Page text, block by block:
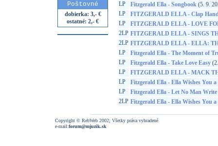
Poštovné
dobierka: 3,- €
ostatné: 2,- €
LP
Fitzgerald Ella - Songbook (5. 9.
LP
FITZGERALD ELLA - Clap
LP
FITZGERALD ELLA - LOVE
2LP FITZGERALD ELLA - SINGS
2LP FITZGERALD ELLA - ELLA:
LP
Fitzgerald Ella - The Moment of
LP
Fitzgerald Ella - Take Love Easy
LP
FITZGERALD ELLA - MACK
LP
Fitzgerald Ella - Ella Wishes You
LP
Fitzgerald Ella - Let No Man
2LP Fitzgerald Ella - Ella Wishes You
Copyright © RebWeb 2002; Všetky práva vyhradené
e-mail:forum@mjuzik.sk